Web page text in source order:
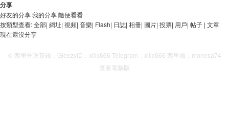
分享
好友的分享我的分享隨便看看
按類型查看:全部| 網址| 視頻| 音樂| Flash| 日誌| 相冊| 圖片| 投票| 用戶| 帖子 | 文章
現在還沒分享
© 西里外送茶賴：GleezyID：xilic666 Telegram：xilic666 西里賴：monesa74
查看電腦版